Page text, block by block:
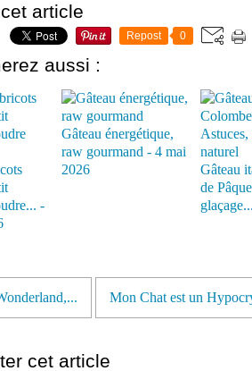
article
Repost 0
aussi :
-
Gâteau énergétique,
raw gourmand - 4 mai
2026
Gâteau
de
Mon Chat est un
cet article